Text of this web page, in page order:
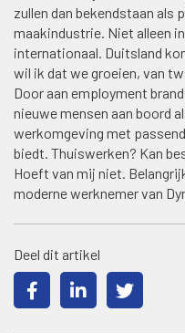
zullen dan bekendstaan als
maakindustrie. Niet alleen
internationaal. Duitsland
wil ik dat we groeien, van
Door aan employment
nieuwe mensen aan boord
werkomgeving met
biedt. Thuiswerken? Kan
Hoeft van mij niet.
moderne werknemer van
Deel dit artikel